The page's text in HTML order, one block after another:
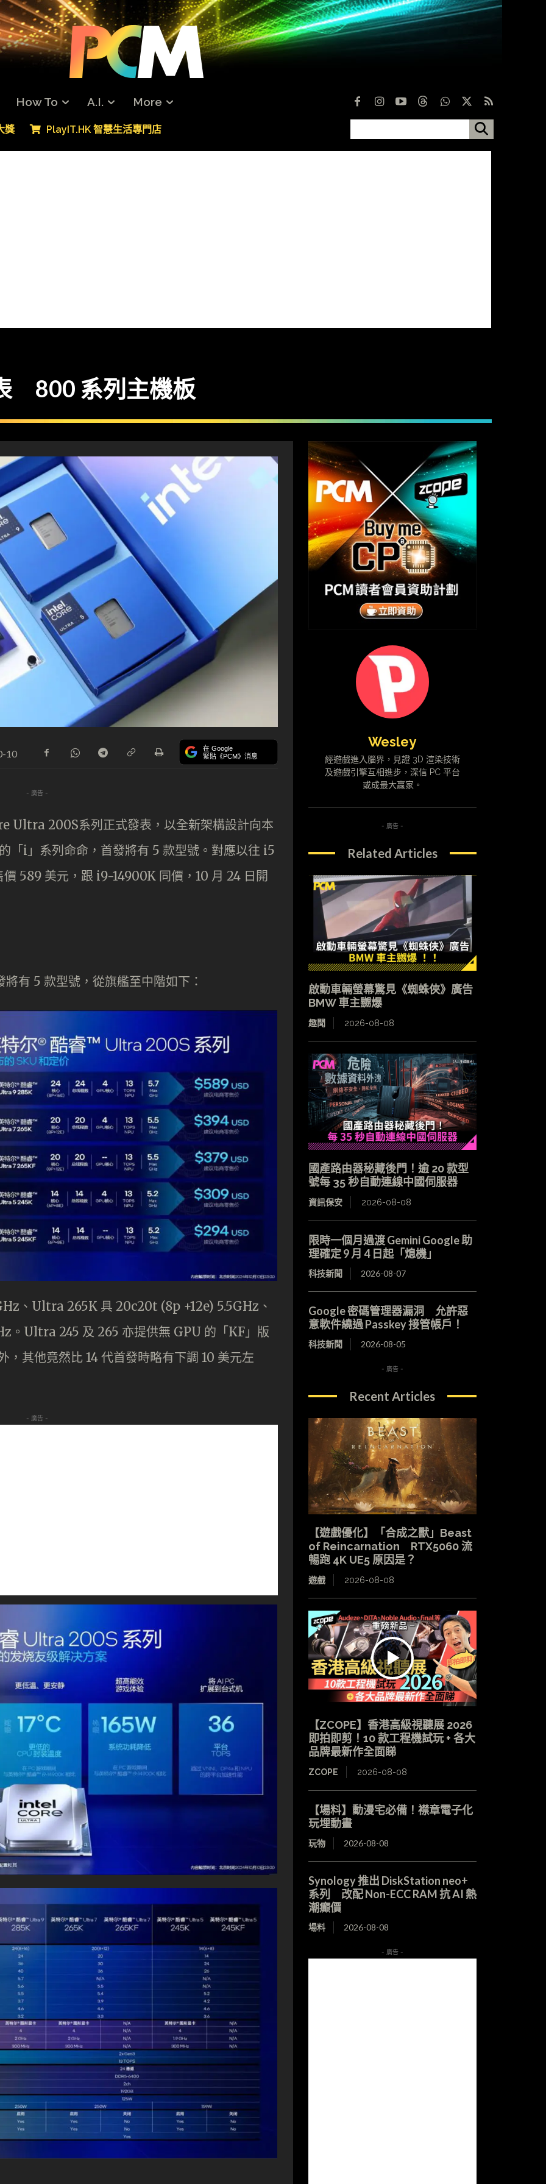
How To A.I. More
獎 PlayIT.HK 智慧生活專門店
800 系列主機板
10 在 Google
緊貼《PCM》消息
- 廣告 -
Ultra 200S系列正式發表，以全新架構設計向本
「i」系列命命，首發將有 5 款型號。對應以往 i5
589 美元，跟 i9-14900K 同價，10 月 24 日開
有 5 款型號，從旗艦至中階如下：
、Ultra 265K 具 20c20t (8p +12e) 5.5GHz、
。Ultra 245 及 265 亦提供無 GPU 的「KF」版
其他竟然比 14 代首發時略有下調 10 美元左
- 廣告 -
Wesley
經遊戲進入腦界，見證 3D 渲染技術
及遊戲引擎互相進步，深信 PC 平台
或成最大贏家。
- 廣告 -
Related Articles
啟動車輛螢幕驚見《蜘蛛俠》廣告
BMW 車主嬲爆
趣聞 2026-08-08
國產路由器秘藏後門！逾 20 款型
號每 35 秒自動連線中國伺服器
資訊保安 2026-08-08
限時一個月過渡 Gemini Google 助
理確定 9 月 4 日起「熄機」
科技新聞 2026-08-07
Google 密碼管理器漏洞 允許惡
意軟件繞過 Passkey 接管帳戶！
科技新聞 2026-08-05
- 廣告 -
Recent Articles
【遊戲優化】「合成之獸」Beast
of Reincarnation RTX5060 流
暢跑 4K UE5 原因是？
遊戲 2026-08-08
【ZCOPE】香港高級視聽展 2026
即拍即剪！10 款工程機試玩 + 各大
品牌最新作全面睇
ZCOPE 2026-08-08
【場料】動漫宅必備！襟章電子化
玩埋動畫
玩物 2026-08-08
Synology 推出 DiskStation neo+
系列 改配 Non-ECC RAM 抗 AI 熱
潮癲價
場料 2026-08-08
- 廣告 -